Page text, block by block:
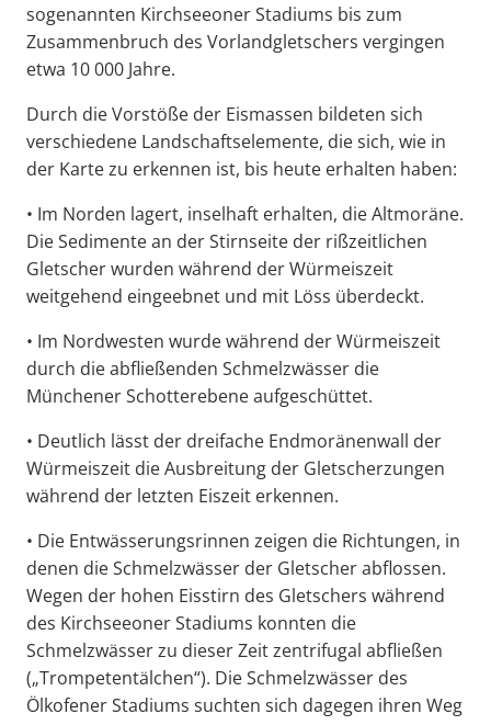
sogenannten Kirchseeoner Stadiums bis zum
Zusammenbruch des Vorlandgletschers vergingen
etwa 10 000 Jahre.
Durch die Vorstöße der Eismassen bildeten sich
verschiedene Landschaftselemente, die sich, wie in
der Karte zu erkennen ist, bis heute erhalten haben:
• Im Norden lagert, inselhaft erhalten, die Altmoräne.
Die Sedimente an der Stirnseite der rißzeitlichen
Gletscher wurden während der Würmeiszeit
weitgehend eingeebnet und mit Löss überdeckt.
• Im Nordwesten wurde während der Würmeiszeit
durch die abfließenden Schmelzwässer die
Münchener Schotterebene aufgeschüttet.
• Deutlich lässt der dreifache Endmoränenwall der
Würmeiszeit die Ausbreitung der Gletscherzungen
während der letzten Eiszeit erkennen.
• Die Entwässerungsrinnen zeigen die Richtungen, in
denen die Schmelzwässer der Gletscher abflossen.
Wegen der hohen Eisstirn des Gletschers während
des Kirchseeoner Stadiums konnten die
Schmelzwässer zu dieser Zeit zentrifugal abfließen
(„Trompetentälchen“). Die Schmelzwässer des
Ölkofener Stadiums suchten sich dagegen ihren Weg